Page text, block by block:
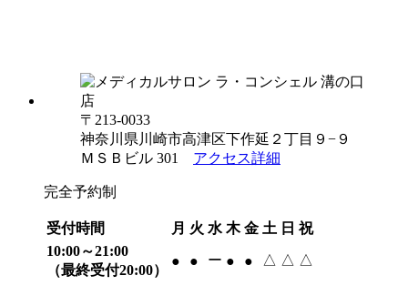
〒213-0033
神奈川県川崎市高津区下作延２丁目９−９
ＭＳＢビル 301 アクセス詳細
完全予約制
受付時間 月 火 水 木 金 土 日 祝
10:00～21:00
（最終受付20:00）
● ● ー ● ● △ △ △